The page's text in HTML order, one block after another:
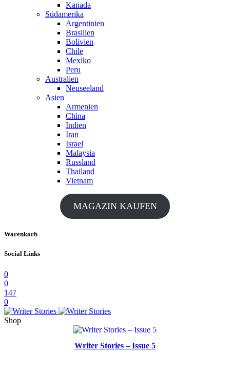
Kanada
Südamerika
Argentinien
Brasilien
Bolivien
Chile
Mexiko
Peru
Australien
Neuseeland
Asien
Armenien
China
Indien
Iran
Israel
Malaysia
Russland
Thailand
Vietnam
MAGAZIN KAUFEN
Warenkorb
Social Links
0
0
147
0
Shop
Writer Stories – Issue 5